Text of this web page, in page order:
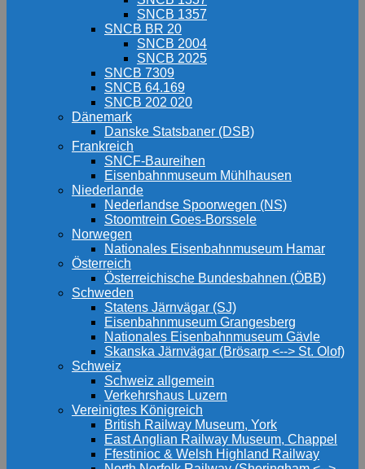
SNCB 1357
SNCB BR 20
SNCB 2004
SNCB 2025
SNCB 7309
SNCB 64.169
SNCB 202 020
Dänemark
Danske Statsbaner (DSB)
Frankreich
SNCF-Baureihen
Eisenbahnmuseum Mühlhausen
Niederlande
Nederlandse Spoorwegen (NS)
Stoomtrein Goes-Borssele
Norwegen
Nationales Eisenbahnmuseum Hamar
Österreich
Österreichische Bundesbahnen (ÖBB)
Schweden
Statens Järnvägar (SJ)
Eisenbahnmuseum Grangesberg
Nationales Eisenbahnmuseum Gävle
Skanska Järnvägar (Brösarp <--> St. Olof)
Schweiz
Schweiz allgemein
Verkehrshaus Luzern
Vereinigtes Königreich
British Railway Museum, York
East Anglian Railway Museum, Chappel
Ffestinioc & Welsh Highland Railway